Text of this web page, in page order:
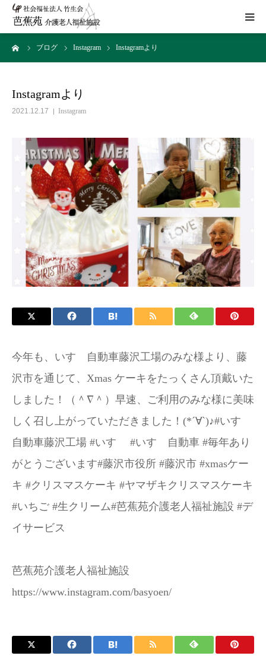
ブログ Instagram Instagramより
Instagramより
2021.12.17 Instagram
今年も、いすゞ自動車藤沢工場のみな様より、藤
沢市を通じて、Xmas ケーキをたっくさん頂戴いた
しました！（＾∇＾）早速、ご利用のみな様に美味
しく召し上がっていただきました！(*´∀`)♪#いすゞ
自動車藤沢工場 #いすゞ #いすゞ自動車 #毎年あり
がとうございます#藤沢市役所 #藤沢市 #xmasケー
キ #クリスマスケーキ #ヤマザキクリスマスケーキ
#いちご #生クリーム#芭蕉苑介護老人福祉施設 #デ
イサービス
芭蕉苑介護老人福祉施設
https://www.instagram.com/basyoen/
施設概要
サービス
Instagram
取組み
アクセス
お問い合わせ
施設パンフレット